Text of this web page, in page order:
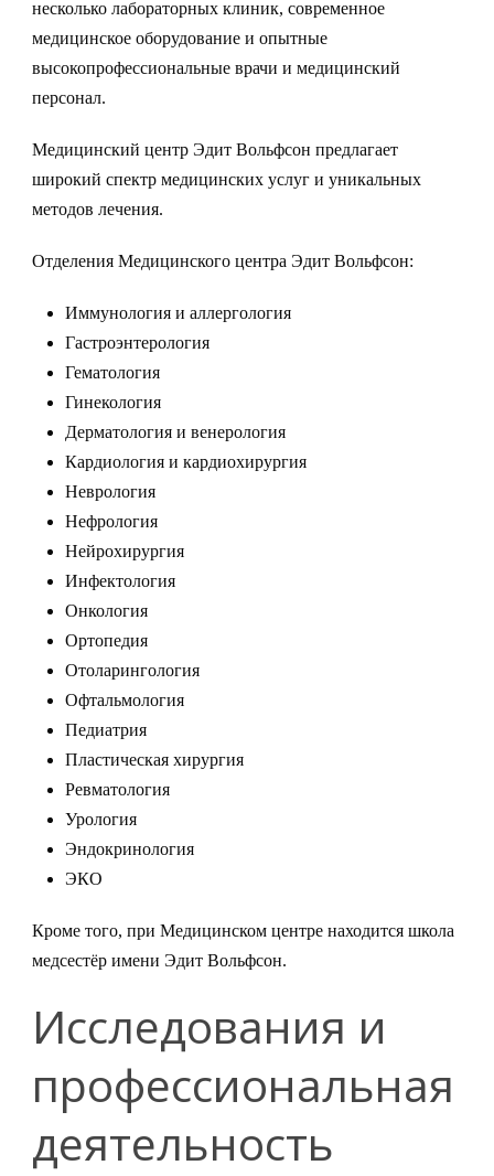
несколько лабораторных клиник, современное
медицинское оборудование и опытные
высокопрофессиональные врачи и медицинский
персонал.
Медицинский центр Эдит Вольфсон предлагает
широкий спектр медицинских услуг и уникальных
методов лечения.
Отделения Медицинского центра Эдит Вольфсон:
Иммунология и аллергология
Гастроэнтерология
Гематология
Гинекология
Дерматология и венерология
Кардиология и кардиохирургия
Неврология
Нефрология
Нейрохирургия
Инфектология
Онкология
Ортопедия
Отоларингология
Офтальмология
Педиатрия
Пластическая хирургия
Ревматология
Урология
Эндокринология
ЭКО
Кроме того, при Медицинском центре находится школа
медсестёр имени Эдит Вольфсон.
Исследования и
профессиональная
деятельность